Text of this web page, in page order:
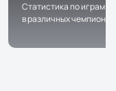
Статистика по играм с
в различных